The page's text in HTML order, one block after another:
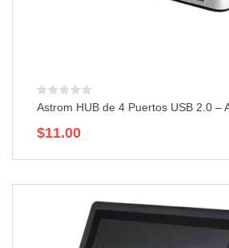
Astrom HUB de 4 Puertos USB 2.0 –
$11.00